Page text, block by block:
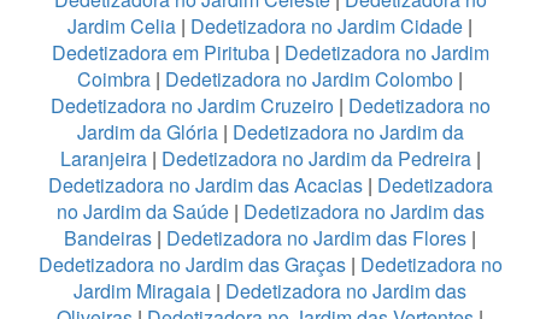
Jardim Celia | Dedetizadora no Jardim Cidade |
Dedetizadora em Pirituba| Dedetizadora no Jardim
Coimbra | Dedetizadora no Jardim Colombo |
Dedetizadora no Jardim Cruzeiro| Dedetizadora no
Jardim da Glória| Dedetizadora no Jardim da
Laranjeira| Dedetizadora no Jardim da Pedreira|
Dedetizadora no Jardim das Acacias| Dedetizadora
no Jardim da Saúde| Dedetizadora no Jardim das
Bandeiras | Dedetizadora no Jardim das Flores |
Dedetizadora no Jardim das Graças| Dedetizadora no
Jardim Miragaia | Dedetizadora no Jardim das